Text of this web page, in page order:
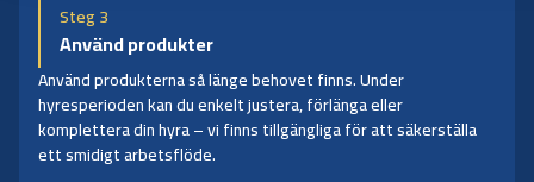
Steg 3
Använd produkter
Använd produkterna så länge behovet finns. Under
hyresperioden kan du enkelt justera, förlänga eller
komplettera din hyra – vi finns tillgängliga för att säkerställa
ett smidigt arbetsflöde.